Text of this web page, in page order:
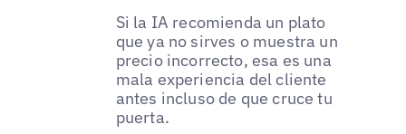
Si la IA recomienda un plato
que ya no sirves o muestra un
precio incorrecto, esa es una
mala experiencia del cliente
antes incluso de que cruce tu
puerta.